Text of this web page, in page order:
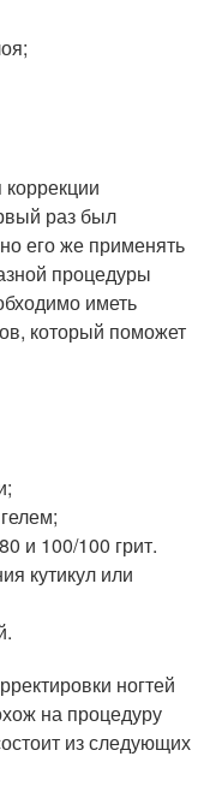
раз был
его же применять
процедуры
иметь
который поможет
и 100/100 грит.
кутикул или
ногтей
на процедуру
из следующих